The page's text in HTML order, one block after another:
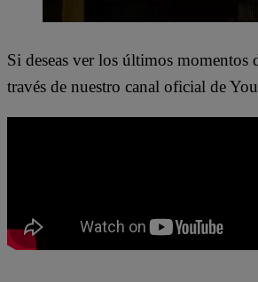
Si deseas ver los últimos
través de nuestro canal oficial de